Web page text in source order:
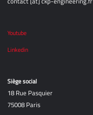
Youtube
Linkedin
Siège social
18 Rue Pasquier
75008 Paris